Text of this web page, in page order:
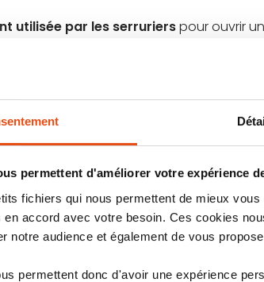
permettent d'améliorer votre expérience
fichiers qui nous permettent de mieux
en accord avec votre besoin. Ces cookies
notre audience et également de vous
permettent donc d'avoir une expérience
utilisée par les serrurierspour ouvrir
une maison afin de la cambrioler.
d'un cylindre de porte ?
processus technique
mais parfois
Deux principales méthodes
au niveau
fixe du cylindre. En perçant juste en
le cylindre peut être déverrouillé
de percer plus bas, là où se trouvent
du cylindre, ce qui peut le briser à la